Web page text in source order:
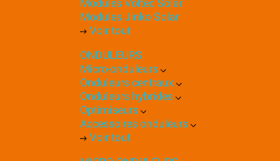
Modules Voltec Solar
Modules Jinko Solar
Voir tout
ONDULEURS
Micro-onduleurs
Onduleurs centraux
Onduleurs hybrides
Optimiseurs
Accessoires onduleurs
Voir tout